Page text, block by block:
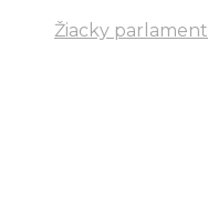
Žiacky parlament